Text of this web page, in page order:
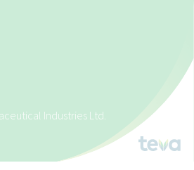
Industries Ltd.